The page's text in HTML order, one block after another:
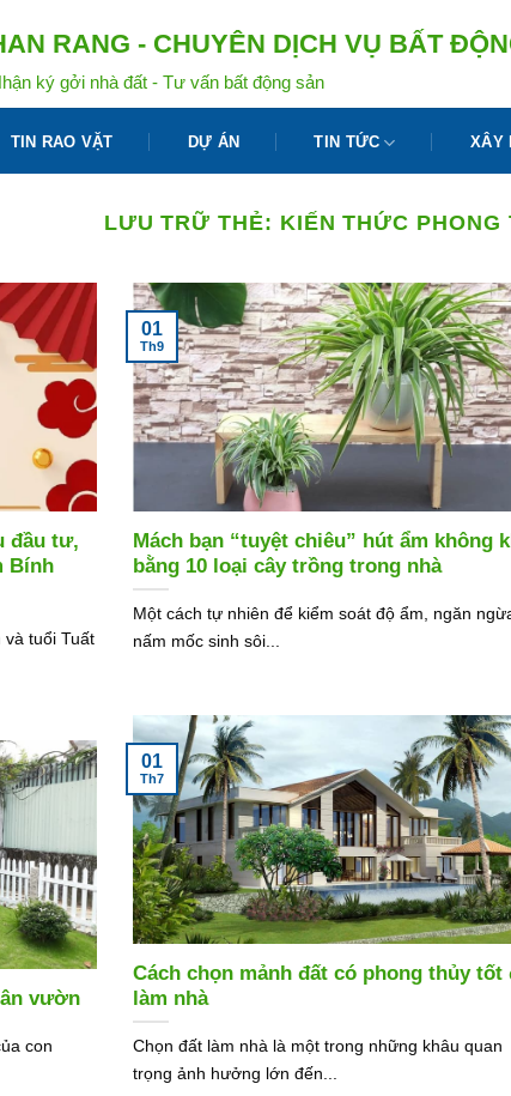
RANG - CHUYÊN DỊCH VỤ BẤT
ký gởi nhà đất - Tư vấn bất động sản
TIN RAO VẶT DỰ ÁN TIN TỨC XÂY
LƯU TRỮ THẺ: KIẾN THỨC PHONG
đầu tư,
Bính
và tuổi Tuất
Mách bạn “tuyệt chiêu” hút ẩm không
bằng 10 loại cây trồng trong nhà
Một cách tự nhiên để kiểm soát độ ẩm, ngăn
nấm mốc sinh sôi...
01
Th9
Cách chọn mảnh đất có phong thủy tốt
làm nhà
Chọn đất làm nhà là một trong những khâu quan
trọng ảnh hưởng lớn đến...
01
Th7
vườn
con